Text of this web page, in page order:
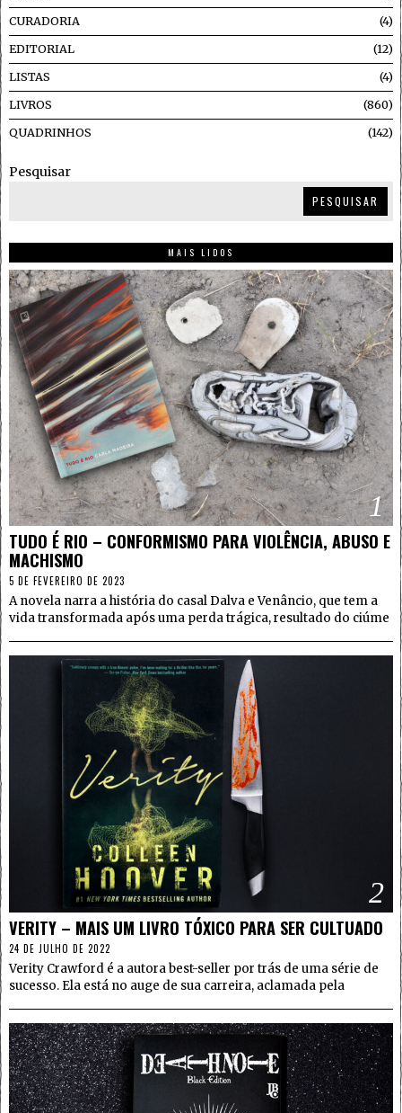
CURADORIA 4
EDITORIAL 12
LISTAS 4
LIVROS 860
QUADRINHOS 142
Pesquisar
PESQUISAR
MAIS LIDOS
1
TUDO É RIO – CONFORMISMO PARA VIOLÊNCIA, ABUSO E
MACHISMO
5 DE FEVEREIRO DE 2023
A novela narra a história do casal Dalva e Venâncio, que tem a
vida transformada após uma perda trágica, resultado do ciúme
2
VERITY – MAIS UM LIVRO TÓXICO PARA SER CULTUADO
24 DE JULHO DE 2022
Verity Crawford é a autora best-seller por trás de uma série de
sucesso. Ela está no auge de sua carreira, aclamada pela